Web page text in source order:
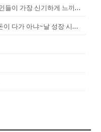
한국 여름을 즐기기위해 방문한 외국인들이 가장 신기하게 느끼는 것(암내가...
시어머니에게 10억받는다면 너는?? 돈이 다가 아냐~날 성장 시켜줄 남자...